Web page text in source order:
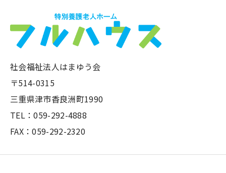
社会福祉法人はまゆう会
〒514-0315
三重県津市香良洲町1990
TEL：059-292-4888
FAX：059-292-2320